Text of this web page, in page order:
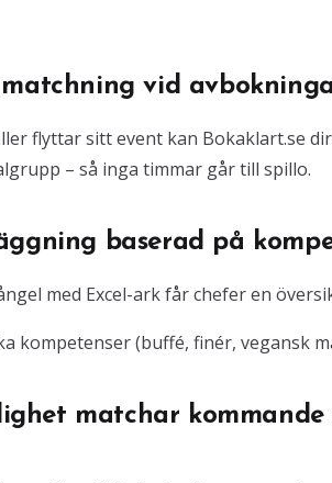
vid
flyttar sitt event kan Bokaklart.se
– så inga timmar går till spillo.
baserad på
med Excel-ark får chefer en
kompetenser (buffé, finér, vegansk
matchar kommande